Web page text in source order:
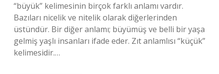
“büyük” kelimesinin birçok farklı anlamı vardır.
Bazıları nicelik ve nitelik olarak diğerlerinden
üstündür. Bir diğer anlamı; büyümüş ve belli bir yaşa
gelmiş yaşlı insanları ifade eder. Zıt anlamlısı “küçük”
kelimesidir.…